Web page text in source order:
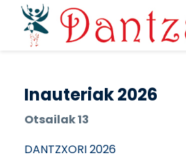
Pasar al contenido principal
Inauteriak 2026
Otsailak 13
DANTZXORI 2026